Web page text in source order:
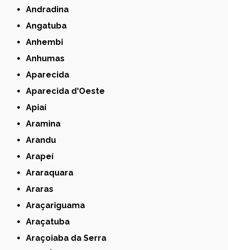
Andradina
Angatuba
Anhembi
Anhumas
Aparecida
Aparecida d'Oeste
Apiaí
Aramina
Arandu
Arapeí
Araraquara
Araras
Araçariguama
Araçatuba
Araçoiaba da Serra